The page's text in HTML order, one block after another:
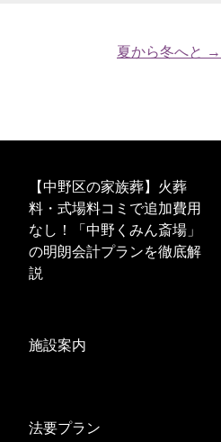
夏から冬へと →
【中野区の家族葬】火葬
料・式場料コミで追加費用
なし！「中野くみん斎場」
の明朗会計プランを徹底解
説
施設案内
法要プラン